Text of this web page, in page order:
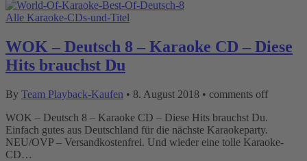
Alle Karaoke-CDs-und-Titel
WOK – Deutsch 8 – Karaoke CD – Diese
Hits brauchst Du
By Team Playback-Kaufen • 8. August 2018 • comments off
WOK – Deutsch 8 – Karaoke CD – Diese Hits brauchst Du.
Einfach gutes aus Deutschland für die nächste Karaokeparty.
NEU/OVP – Versandkostenfrei. Und wieder eine tolle Karaoke-
CD…